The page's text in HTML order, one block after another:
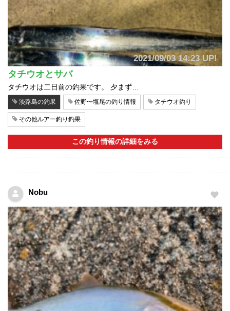
2021/09/03 14:23 UP!
タチウオとサバ
タチウオは二日前の釣果です。 夕まず…
淡路島の釣果 佐野〜塩尾の釣り情報 タチウオ釣り
その他ルアー釣り釣果
この釣り情報の詳細をみる
Nobu